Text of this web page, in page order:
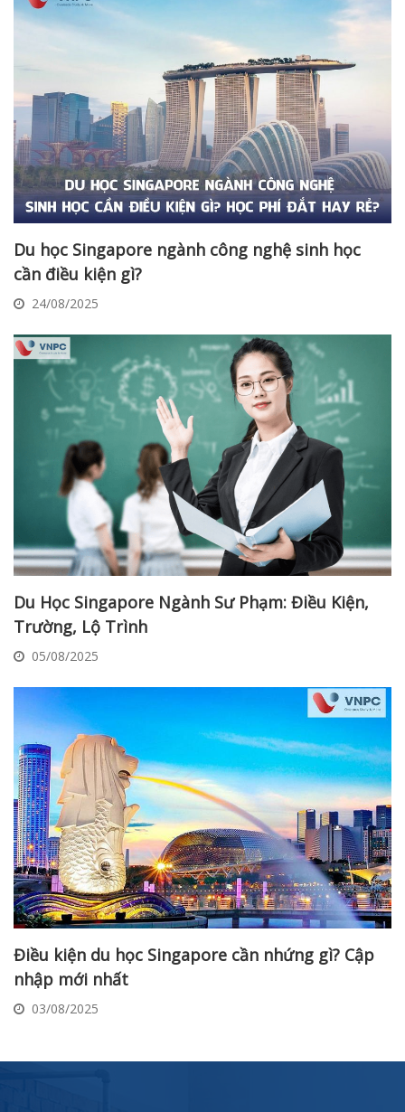
Du học Singapore ngành công nghệ sinh học
cần điều kiện gì?
24/08/2025
Du Học Singapore Ngành Sư Phạm: Điều Kiện,
Trường, Lộ Trình
05/08/2025
Điều kiện du học Singapore cần nhứng gì? Cập
nhập mới nhất
03/08/2025